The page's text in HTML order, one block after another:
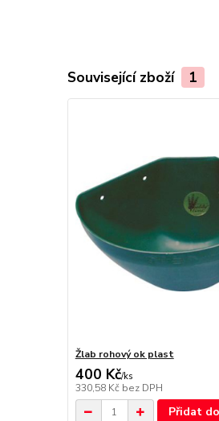
Související zboží 1
Žlab rohový ok plast
400 Kč/ks
330,58 Kč bez DPH
Přidat